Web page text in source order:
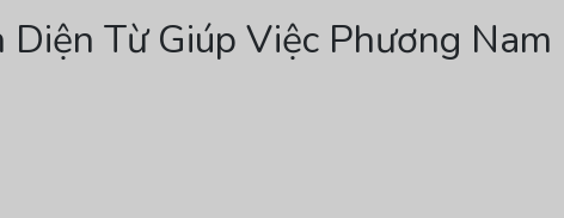
Từ Giúp Việc Phương Nam